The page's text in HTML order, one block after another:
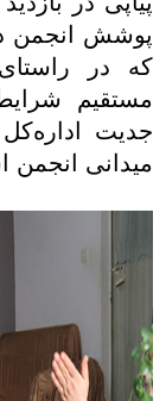
پوشش انجمن
که در
مستقیم
جدیت
میدانی